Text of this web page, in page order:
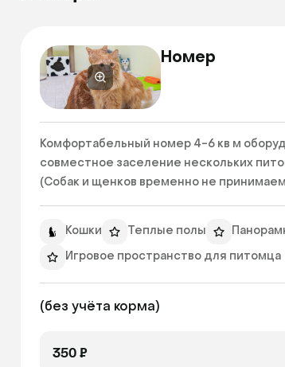
Номер
Комфортабельный номер 4-6 кв м
совместное заселение нескольких
(Собак и щенков временно не
Кошки Теплые полы
Игровое пространство для питомца
(без учёта корма)
350 ₽